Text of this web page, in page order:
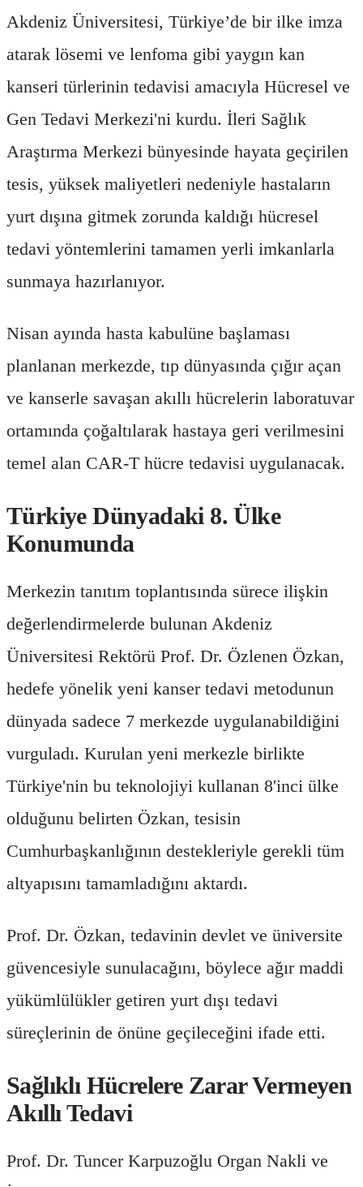
Akdeniz Üniversitesi, Türkiye’de bir ilke imza
atarak lösemi ve lenfoma gibi yaygın kan
kanseri türlerinin tedavisi amacıyla Hücresel ve
Gen Tedavi Merkezi'ni kurdu. İleri Sağlık
Araştırma Merkezi bünyesinde hayata geçirilen
tesis, yüksek maliyetleri nedeniyle hastaların
yurt dışına gitmek zorunda kaldığı hücresel
tedavi yöntemlerini tamamen yerli imkanlarla
sunmaya hazırlanıyor.
Nisan ayında hasta kabulüne başlaması
planlanan merkezde, tıp dünyasında çığır açan
ve kanserle savaşan akıllı hücrelerin laboratuvar
ortamında çoğaltılarak hastaya geri verilmesini
temel alan CAR-T hücre tedavisi uygulanacak.
Türkiye Dünyadaki 8. Ülke
Konumunda
Merkezin tanıtım toplantısında sürece ilişkin
değerlendirmelerde bulunan Akdeniz
Üniversitesi Rektörü Prof. Dr. Özlenen Özkan,
hedefe yönelik yeni kanser tedavi metodunun
dünyada sadece 7 merkezde uygulanabildiğini
vurguladı. Kurulan yeni merkezle birlikte
Türkiye'nin bu teknolojiyi kullanan 8'inci ülke
olduğunu belirten Özkan, tesisin
Cumhurbaşkanlığının destekleriyle gerekli tüm
altyapısını tamamladığını aktardı.
Prof. Dr. Özkan, tedavinin devlet ve üniversite
güvencesiyle sunulacağını, böylece ağır maddi
yükümlülükler getiren yurt dışı tedavi
süreçlerinin de önüne geçileceğini ifade etti.
Sağlıklı Hücrelere Zarar Vermeyen
Akıllı Tedavi
Prof. Dr. Tuncer Karpuzoğlu Organ Nakli ve